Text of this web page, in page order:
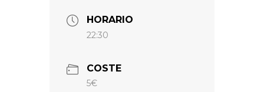
HORARIO
22:30
COSTE
5€